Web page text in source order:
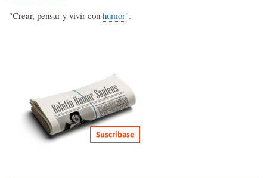
"Crear, pensar y vivir con humor".